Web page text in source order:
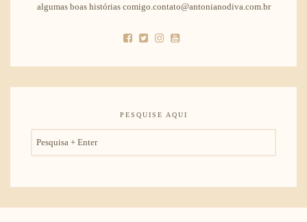
algumas boas histórias comigo.contato@antonianodiva.com.br
PESQUISE AQUI